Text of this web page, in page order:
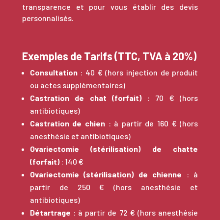
transparence et pour vous établir des devis
personnalisés.
Exemples de Tarifs (TTC, TVA à 20%)
Consultation: 40 € (hors injection de produit
ou actes supplémentaires)
Castration de chat (forfait): 70 € (hors
antibiotiques)
Castration de chien : à partir de 160 € (hors
anesthésie et antibiotiques)
Ovariectomie (stérilisation) de chatte
(forfait): 140 €
Ovariectomie (stérilisation) de chienne : à
partir de 250 € (hors anesthésie et
antibiotiques)
Détartrage : à partir de 72 € (hors anesthésie